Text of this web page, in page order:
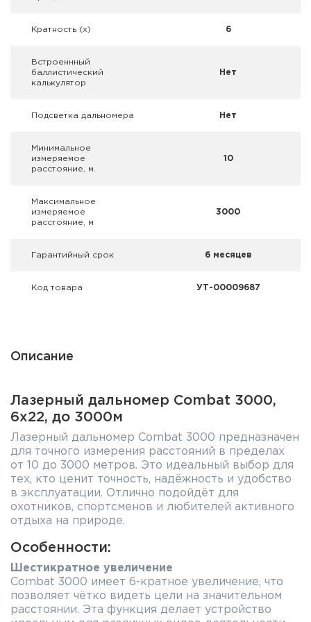
Оружейные шкафы и сейфы
Сигнальные средства
Комплекты
Кратность (х) 6
Встроеннный
баллистический
калькулятор
Нет
Подсветка дальномера Нет
Минимальное
измеряемое
расстояние, м.
10
Максимальное
измеряемое
расстояние, м
3000
Гарантийный срок 6 месяцев
Код товара УТ-00009687
Описание
Лазерный дальномер Combat 3000,
6х22, до 3000м
Лазерный дальномер Combat 3000 предназначен
для точного измерения расстояний в пределах
от 10 до 3000 метров. Это идеальный выбор для
тех, кто ценит точность, надёжность и удобство
в эксплуатации. Отлично подойдёт для
охотников, спортсменов и любителей активного
отдыха на природе.
Особенности:
Шестикратное увеличение
Combat 3000 имеет 6-кратное увеличение, что
позволяет чётко видеть цели на значительном
расстоянии. Эта функция делает устройство